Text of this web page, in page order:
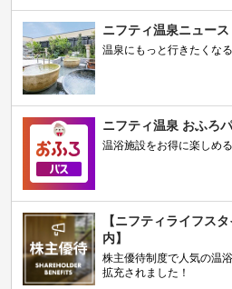
ニフティ温泉ニュース
温泉にもっと行きたくな
ニフティ温泉 おふろ
温浴施設をお得に楽しめ
【ニフティライフス
内】
株主優待制度で人気の温
拡充されました！